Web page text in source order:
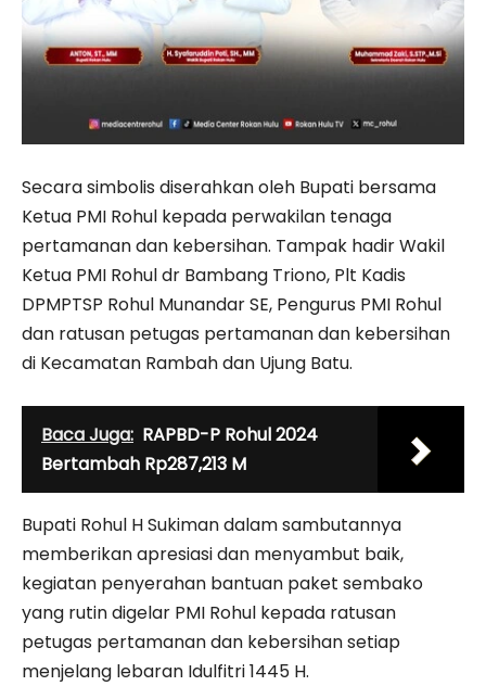
Secara simbolis diserahkan oleh Bupati bersama
Ketua PMI Rohul kepada perwakilan tenaga
pertamanan dan kebersihan. Tampak hadir Wakil
Ketua PMI Rohul dr Bambang Triono, Plt Kadis
DPMPTSP Rohul Munandar SE, Pengurus PMI Rohul
dan ratusan petugas pertamanan dan kebersihan
di Kecamatan Rambah dan Ujung Batu.
Baca Juga: RAPBD-P Rohul 2024
Bertambah Rp287,213 M
Bupati Rohul H Sukiman dalam sambutannya
memberikan apresiasi dan menyambut baik,
kegiatan penyerahan bantuan paket sembako
yang rutin digelar PMI Rohul kepada ratusan
petugas pertamanan dan kebersihan setiap
menjelang lebaran Idulfitri 1445 H.